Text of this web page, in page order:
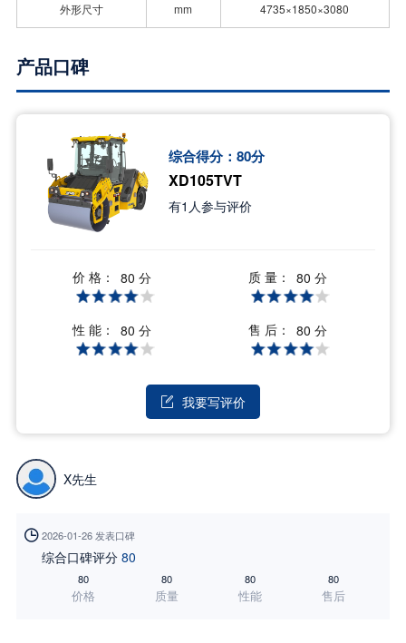
外形尺寸 mm 4735×1850×3080
产品口碑
综合得分： 80分
XD105TVT
有1 人参与评价
价 格： 80 分 质 量： 80 分
性 能： 80 分 售 后： 80 分
 我要写评价
X先生
 2026-01-26 发表口碑
综合口碑评分 80
80
价格
80
质量
80
性能
80
售后